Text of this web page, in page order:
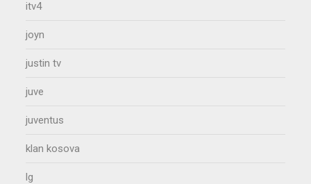
itv4
joyn
justin tv
juve
juventus
klan kosova
lg